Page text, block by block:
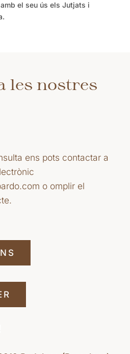
el seu ús els Jutjats i
les nostres
ens pots contactar a
o omplir el